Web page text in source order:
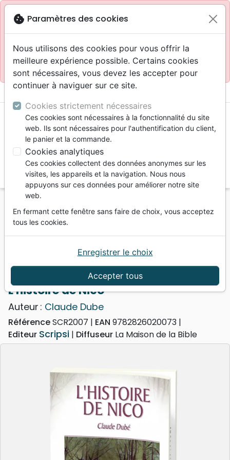
blockSite réservé aux professionnels
Accès pour les professionnels : Se connecter
Site pour le grand public : La Maison de la Bible
menu
Vous ne pouvez pas créer de nouvelle commande
depuis votre pays (United States).
Evangelisation
Conseil d'évangélisation
Histoire de Nico (L')
L'histoire de Nico
Auteur : Claude Dube
RéférenceSCR2007 EAN 9782826020073
Editeur Scripsi Diffuseur La Maison de la Bible
cookie Paramètres des cookies
Nous utilisons des cookies pour vous offrir la
meilleure expérience possible. Certains cookies
sont nécessaires, vous devez les accepter pour
continuer à naviguer sur ce site.
Cookies strictement nécessaires
Ces cookies sont nécessaires à la fonctionnalité du site
web. Ils sont nécessaires pour l'authentification du client,
le panier et la commande.
Cookies analytiques
Ces cookies collectent des données anonymes sur les
visites, les appareils et la navigation. Nous nous
appuyons sur ces données pour améliorer notre site
web.
En fermant cette fenêtre sans faire de choix, vous acceptez
tous les cookies.
Accepter tous
Enregistrer le choix